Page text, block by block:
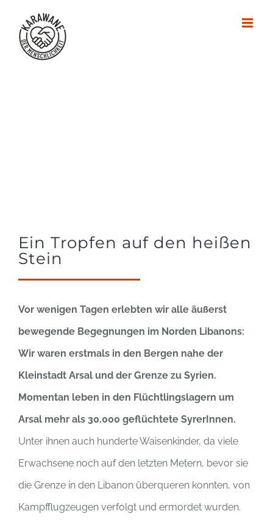
Inhalt
springen
Ein Tropfen auf den heißen
Stein
Vor wenigen Tagen erlebten wir alle äußerst
bewegende Begegnungen im Norden Libanons:
Wir waren erstmals in den Bergen nahe der
Kleinstadt Arsal und der Grenze zu Syrien.
Momentan leben in den Flüchtlingslagern um
Arsal mehr als 30.000 geflüchtete SyrerInnen.
Unter ihnen auch hunderte Waisenkinder, da viele
Erwachsene noch auf den letzten Metern, bevor sie
die Grenze in den Libanon überqueren konnten, von
Kampfflugzeugen verfolgt und ermordet wurden.